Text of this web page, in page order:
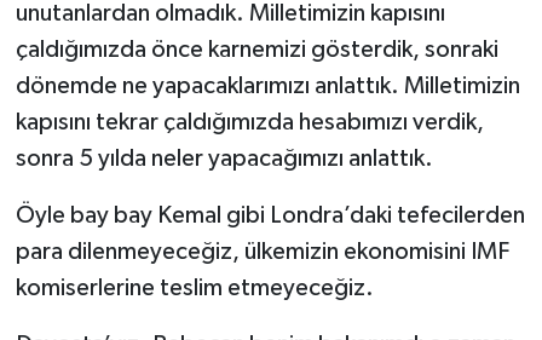
unutanlardan olmadık. Milletimizin kapısını
çaldığımızda önce karnemizi gösterdik, sonraki
dönemde ne yapacaklarımızı anlattık. Milletimizin
kapısını tekrar çaldığımızda hesabımızı verdik,
sonra 5 yılda neler yapacağımızı anlattık.
Öyle bay bay Kemal gibi Londra’daki tefecilerden
para dilenmeyeceğiz, ülkemizin ekonomisini IMF
komiserlerine teslim etmeyeceğiz.